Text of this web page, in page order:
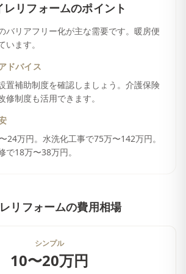
レリフォームのポイント
バリアフリー化が主な需要です。暖房便
います。
ドバイス
置補助制度を確認しましょう。介護保険
修制度も活用できます。
24万円。水洗化工事で75万〜142万円。
で18万〜38万円。
レリフォームの費用相場
シンプル
10〜20万円